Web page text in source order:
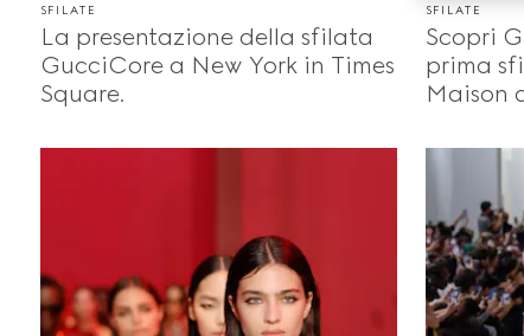
SFILATE
La presentazione della sfilata
GucciCore a New York in Times
Square.
SFILATE
Scopri
prima
Maison